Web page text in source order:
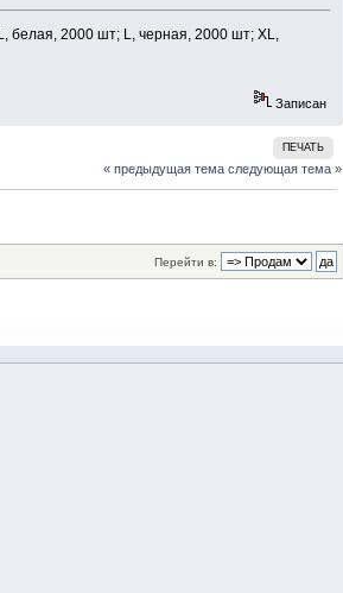
белая, 2000 шт; L, черная, 2000 шт; ХL,
Записан
ПЕЧАТЬ
« предыдущая тема следующая тема »
Перейти в: